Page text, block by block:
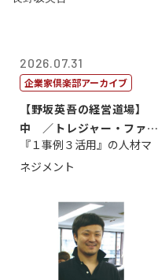
2026.07.31
企業家倶楽部アーカイブ
【野坂英吾の経営道場】
中 ／トレジャー・ファク
トリー社長野坂...
『１事例３活用』の人材マ
ネジメント